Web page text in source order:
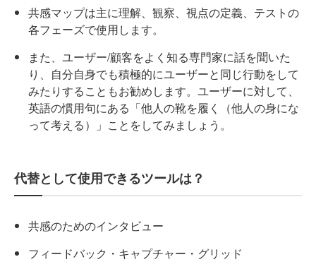
共感マップは主に理解、観察、視点の定義、テストの
各フェーズで使用します。
また、ユーザー/顧客をよく知る専門家に話を聞いた
り、自分自身でも積極的にユーザーと同じ行動をして
みたりすることもお勧めします。ユーザーに対して、
英語の慣用句にある「他人の靴を履く（他人の身にな
って考える）」ことをしてみましょう。
代替として使用できるツールは？
共感のためのインタビュー
フィードバック・キャプチャー・グリッド